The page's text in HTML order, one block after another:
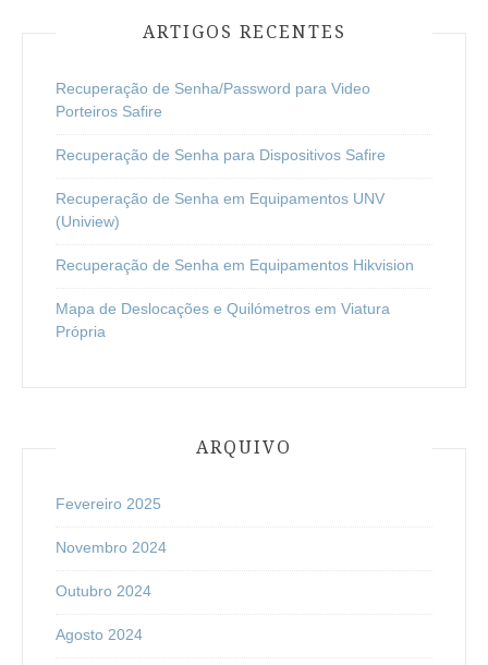
ARTIGOS RECENTES
Recuperação de Senha/Password para Video
Porteiros Safire
Recuperação de Senha para Dispositivos Safire
Recuperação de Senha em Equipamentos UNV
(Uniview)
Recuperação de Senha em Equipamentos Hikvision
Mapa de Deslocações e Quilómetros em Viatura
Própria
ARQUIVO
Fevereiro 2025
Novembro 2024
Outubro 2024
Agosto 2024